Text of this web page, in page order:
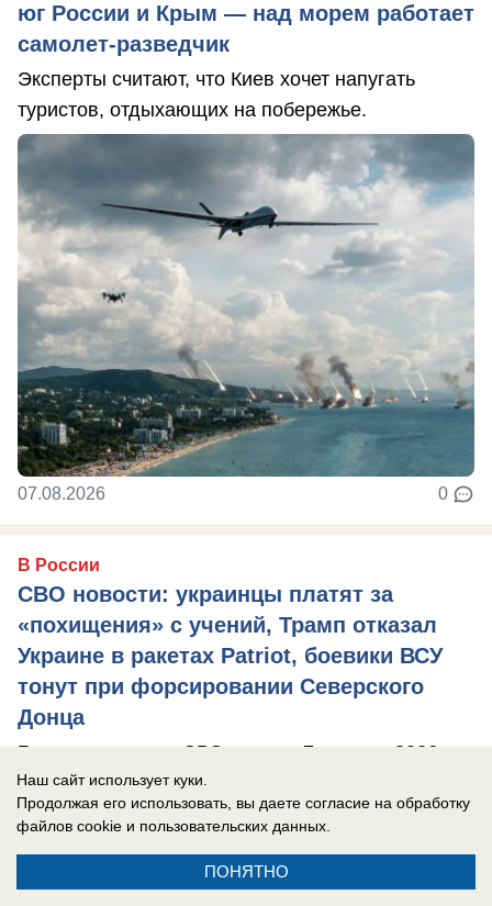
юг России и Крым — над морем работает
самолет-разведчик
Эксперты считают, что Киев хочет напугать
туристов, отдыхающих на побережье.
07.08.2026 0
В России
СВО новости: украинцы платят за
«похищения» с учений, Трамп отказал
Украине в ракетах Patriot, боевики ВСУ
тонут при форсировании Северского
Донца
Главные новости СВО на утро 7 августа 2026
года.
Наш сайт использует куки.
Продолжая его использовать, вы даете согласие на обработку
файлов cookie и пользовательских данных.
ПОНЯТНО